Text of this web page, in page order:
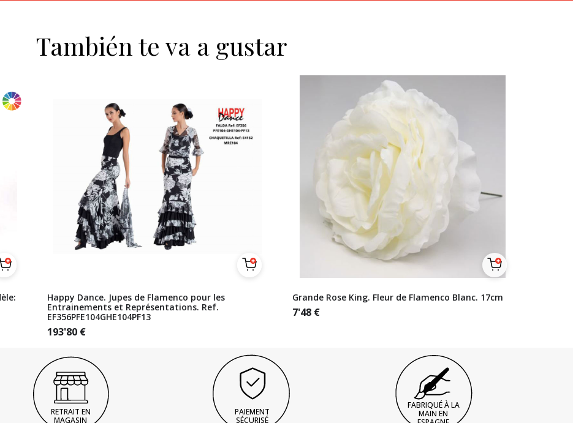
También te va a gustar
Happy Dance. Jupes de Flamenco pour les
Entrainements et Représentations. Ref.
EF356PFE104GHE104PF13
193'80 €
Grande Rose King. Fleur de Flamenco Blanc. 17cm
7'48 €
RETRAIT EN
MAGASIN
PAIEMENT
SÉCURISÉ
FABRIQUÉ À LA
MAIN EN